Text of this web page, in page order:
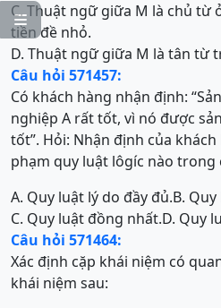

C. Thuật ngữ giữa M là chủ từ
tiền đề nhỏ.
D. Thuật ngữ giữa M là tân từ
Câu hỏi 571457:
Có khách hàng nhận định:
nghiệp A rất tốt, vì nó được
tốt”. Hỏi: Nhận định của
phạm quy luật lôgíc nào trong
A. Quy luật lý do đầy đủ.B.
C. Quy luật đồng nhất.D. Quy
Câu hỏi 571464:
Xác định cặp khái niệm có
khái niệm sau: